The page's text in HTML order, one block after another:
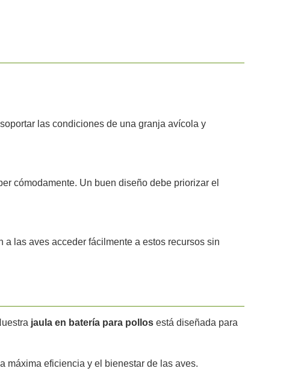
las condiciones de una granja avícola y
cómodamente. Un buen diseño debe priorizar el
las aves acceder fácilmente a estos recursos sin
jaula en batería para pollosestá diseñada para
máxima eficiencia y el bienestar de las aves.